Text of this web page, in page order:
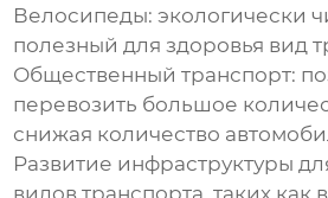
Велосипеды: экологически
полезный для здоровья вид
Общественный транспорт:
перевозить большое
снижая количество
Развитие инфраструктуры